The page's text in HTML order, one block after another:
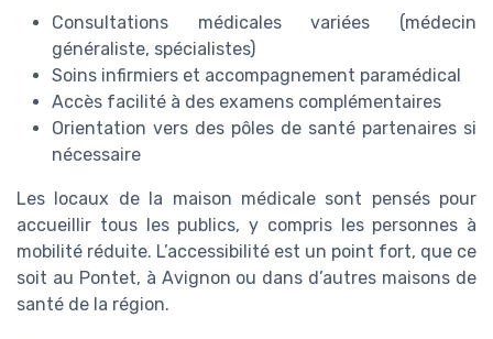
Consultations médicales variées (médecin
généraliste, spécialistes)
Soins infirmiers et accompagnement paramédical
Accès facilité à des examens complémentaires
Orientation vers des pôles de santé partenaires si
nécessaire
Les locaux de la maison médicale sont pensés pour
accueillir tous les publics, y compris les personnes à
mobilité réduite. L’accessibilité est un point fort, que ce
soit au Pontet, à Avignon ou dans d’autres maisons de
santé de la région.